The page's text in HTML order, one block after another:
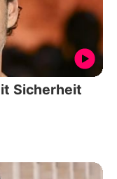
Sicherheit